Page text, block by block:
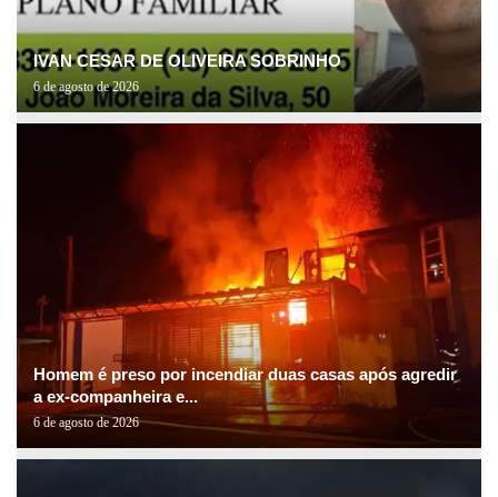
IVAN CESAR DE OLIVEIRA SOBRINHO
6 de agosto de 2026
Homem é preso por incendiar duas casas após agredir
a ex-companheira e...
6 de agosto de 2026